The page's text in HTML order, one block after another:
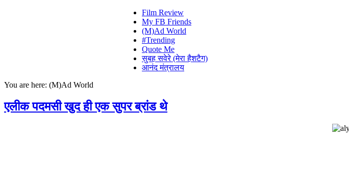
Film Review
My FB Friends
(M)Ad World
#Trending
Quote Me
सुबह सवेरे (मेरा हैशटैग)
आनंद मंत्रालय
You are here: (M)Ad World
एलीक पदमसी खुद ही एक सुपर ब्रांड थे